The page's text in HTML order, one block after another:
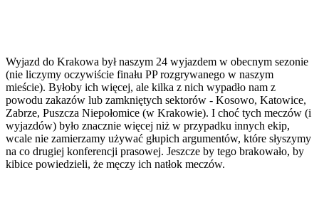
Wyjazd do Krakowa był naszym 24 wyjazdem w obecnym sezonie
(nie liczymy oczywiście finału PP rozgrywanego w naszym
mieście). Byłoby ich więcej, ale kilka z nich wypadło nam z
powodu zakazów lub zamkniętych sektorów - Kosowo, Katowice,
Zabrze, Puszcza Niepołomice (w Krakowie). I choć tych meczów (i
wyjazdów) było znacznie więcej niż w przypadku innych ekip,
wcale nie zamierzamy używać głupich argumentów, które słyszymy
na co drugiej konferencji prasowej. Jeszcze by tego brakowało, by
kibice powiedzieli, że męczy ich natłok meczów.